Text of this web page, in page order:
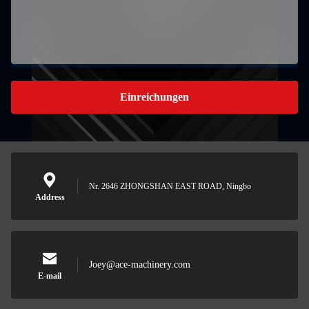
Einreichungen
Address
Nr. 2646 ZHONGSHAN EAST ROAD, Ningbo
E-mail
Joey@ace-machinery.com